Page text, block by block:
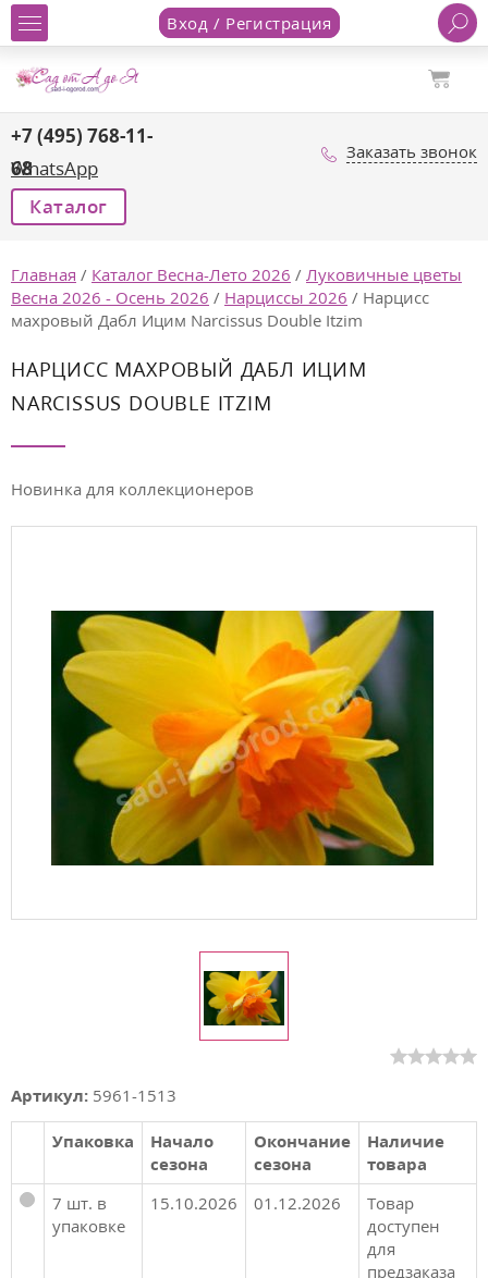
Вход / Регистрация
+7 (495) 768-11-
68
WhatsApp
Заказать звонок
Каталог
Главная / Каталог Весна-Лето 2026 / Луковичные цветы
Весна 2026 - Осень 2026 / Нарциссы 2026 / Нарцисс
махровый Дабл Ицим Narcissus Double Itzim
НАРЦИСС МАХРОВЫЙ ДАБЛ ИЦИМ
NARCISSUS DOUBLE ITZIM
Новинка для коллекционеров
Артикул: 5961-1513
Упаковка
Начало
сезона
Окончание
сезона
Наличие
товара
7 шт. в
упаковке
15.10.2026 01.12.2026
Товар
доступен
для
предзаказа